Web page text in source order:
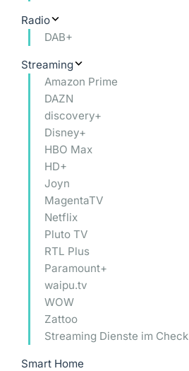
Radio
DAB+
Streaming
Amazon Prime
DAZN
discovery+
Disney+
HBO Max
HD+
Joyn
MagentaTV
Netflix
Pluto TV
RTL Plus
Paramount+
waipu.tv
WOW
Zattoo
Streaming Dienste im Check
Smart Home